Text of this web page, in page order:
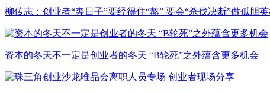
柳传志：创业者“奔日子”要经得住“熬” 要会“杀伐决断”做孤胆
资本的冬天不一定是创业者的冬天 “B轮死”之外蕴含更多机会